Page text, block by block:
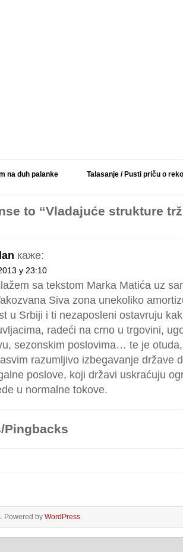
na duh palanke Talasanje / Pusti priču o
to “Vladajuće strukture
каже:
у 23:10
sa tekstom Marka Matića uz
Siva zona unekoliko
u Srbiji i ti nezaposleni ostavruju
radeći na crno u trgovini,
sezonskim poslovima… te je
razumljivo izbegavanje države
poslove, koji državi uskraćuju
u normalne tokove.
Pingbacks
Powered by WordPress.